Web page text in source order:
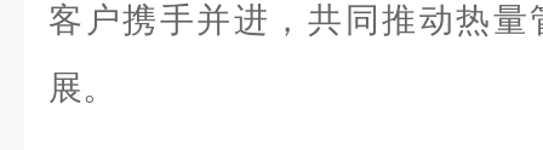
客户携手并进，共同推动热
展。